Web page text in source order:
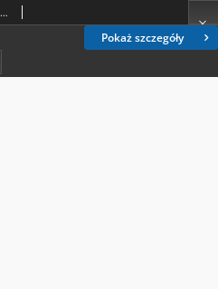
Pokaż szczegóły
Nowa Jutrzenka : wychodzi na każdą niedzielę R. 12, Nr 23 (8 czerwca 1919)